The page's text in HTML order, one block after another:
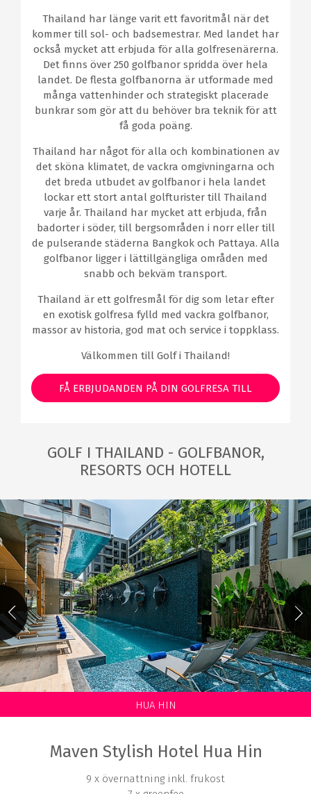
Thailand har länge varit ett favoritmål när det
kommer till sol- och badsemestrar. Med landet har
också mycket att erbjuda för alla golfresenärerna.
Det finns över 250 golfbanor spridda över hela
landet. De flesta golfbanorna är utformade med
många vattenhinder och strategiskt placerade
bunkrar som gör att du behöver bra teknik för att
få goda poäng.
Thailand har något för alla och kombinationen av
det sköna klimatet, de vackra omgivningarna och
det breda utbudet av golfbanor i hela landet
lockar ett stort antal golfturister till Thailand
varje år. Thailand har mycket att erbjuda, från
badorter i söder, till bergsområden i norr eller till
de pulserande städerna Bangkok och Pattaya. Alla
golfbanor ligger i lättillgängliga områden med
snabb och bekväm transport.
Thailand är ett golfresmål för dig som letar efter
en exotisk golfresa fylld med vackra golfbanor,
massor av historia, god mat och service i toppklass.
Välkommen till Golf i Thailand!
FÅ ERBJUDANDEN PÅ DIN GOLFRESA TILL
GOLF I THAILAND - GOLFBANOR,
RESORTS OCH HOTELL
HUA HIN
Maven Stylish Hotel Hua Hin
9 x övernattning inkl. frukost